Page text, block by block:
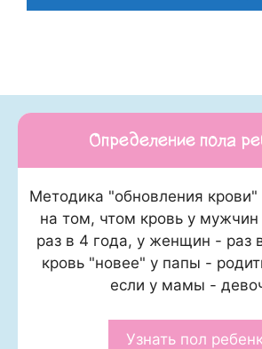
Определение пола
Методика "обновления крови"
на том, чтом кровь у мужчин
раз в 4 года, у женщин - раз
кровь "новее" у папы -
если у мамы -
Узнать пол